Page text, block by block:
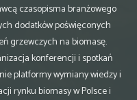
czasopisma branżowego
dodatków poświęconych
grzewczych na biomasę.
konferencji i spotkań
platformy wymiany wiedzy i
rynku biomasy w Polsce i